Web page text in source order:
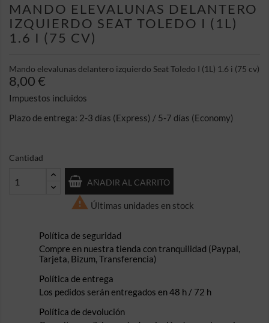
MANDO ELEVALUNAS DELANTERO
IZQUIERDO SEAT TOLEDO I (1L)
1.6 I (75 CV)
Mando elevalunas delantero izquierdo Seat Toledo I (1L) 1.6 i (75 cv)
8,00 €
Impuestos incluidos
Plazo de entrega: 2-3 días (Express) / 5-7 días (Economy)
Cantidad
AÑADIR AL CARRITO
 Últimas unidades en stock
Política de seguridad
Compre en nuestra tienda con tranquilidad (Paypal,
Tarjeta, Bizum, Transferencia)
Política de entrega
Los pedidos serán entregados en 48 h / 72 h
Política de devolución